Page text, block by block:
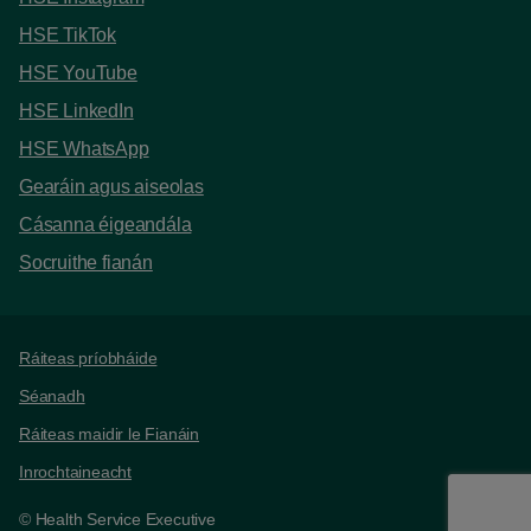
HSE TikTok
HSE YouTube
HSE LinkedIn
HSE WhatsApp
Gearáin agus aiseolas
Cásanna éigeandála
Socruithe fianán
Support links
Ráiteas príobháide
Séanadh
Ráiteas maidir le Fianáin
Inrochtaineacht
© Health Service Executive